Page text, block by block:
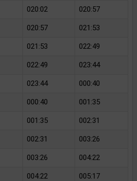
020:02 020:57
020:57 021:53
021:53 022:49
022:49 023:44
023:44 000:40
000:40 001:35
001:35 002:31
002:31 003:26
003:26 004:22
004:22 005:17